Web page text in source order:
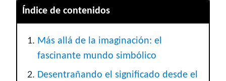
Índice de contenidos
Más allá de la imaginación: el
fascinante mundo simbólico
Desentrañando el significado desde el